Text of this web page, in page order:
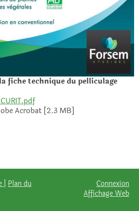
fiche technique du pelliculage
Acrobat [2.3 MB]
Plan du
Connexion
Affichage Web